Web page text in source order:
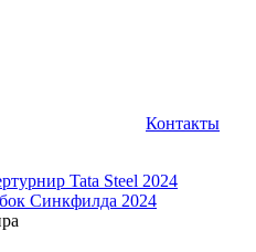
Контакты
Tata Steel 2024
Синкфилда 2024